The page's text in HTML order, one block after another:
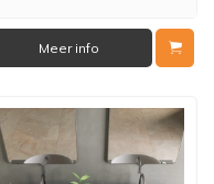
Meer info